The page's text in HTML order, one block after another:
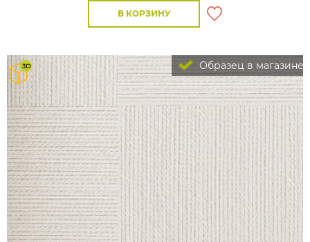
В КОРЗИНУ
Образец в магазине